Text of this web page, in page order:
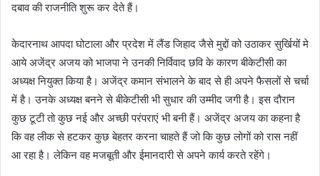
दबाव की राजनीति शुरू कर देते हैं।
केदारनाथ आपदा घोटाला और प्रदेश में लैंड जिहाद जैसे मुद्दों को उठाकर सुर्खियों मे
आये अजेंद्र अजय को भाजपा ने उनकी निर्विवाद छवि के कारण बीकेटीसी का
अध्यक्ष नियुक्त किया है। अजेंद्र कमान संभालने के बाद से ही अपने फैसलों से चर्चा
में है। उनके अध्यक्ष बनने से बीकेटीसी भी सुधार की उम्मीद जगी है। इस दौरान
कुछ टूटी तो कुछ नई और अच्छी परंपराएं भी बनी हैं। अजेंद्र अजय का कहना है
कि वह लीक से हटकर कुछ बेहतर करना चाहते हैं जो कि कुछ लोगों को रास नहीं
आ रहा है। लेकिन वह मजबूती और ईमानदारी से अपने कार्य करते रहेंगे।